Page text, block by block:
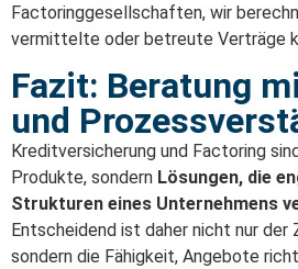
Factoringgesellschaften, wir
vermittelte oder betreute Verträge
Fazit: Beratung
und
Kreditversicherung und Factoring
Produkte, sondern Lösungen, die
Strukturen eines Unternehmens
Entscheidend ist daher nicht nur der
sondern die Fähigkeit, Angebote